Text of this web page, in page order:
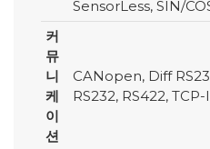
SensorLess, SIN/
커
뮤
니
케
이
션
CANopen, Diff
RS232, RS422,